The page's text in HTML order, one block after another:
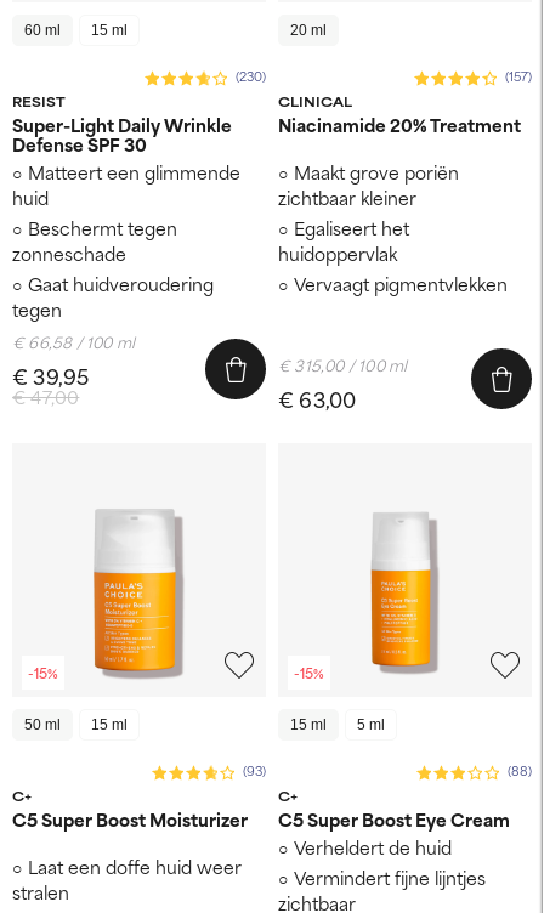
60 ml 15 ml
RESIST
(230)
Super-Light Daily Wrinkle
Defense SPF 30
Matteert een glimmende
huid
Beschermt tegen
zonneschade
Gaat huidveroudering
tegen
€ 47,00
€ 39,95
€ 66,58 / 100 ml
20 ml
CLINICAL
(157)
Niacinamide 20% Treatment
Maakt grove poriën
zichtbaar kleiner
Egaliseert het
huidoppervlak
Vervaagt pigmentvlekken
€ 63,00
€ 315,00 / 100 ml
-15%
50 ml 15 ml
C+
(93)
C5 Super Boost Moisturizer
Laat een doffe huid weer
stralen
-15%
15 ml 5 ml
C+
(88)
C5 Super Boost Eye Cream
Verheldert de huid
Vermindert fijne lijntjes
zichtbaar